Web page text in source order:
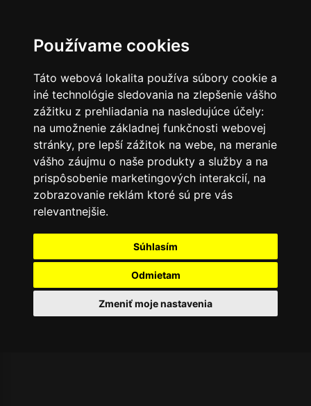
Používame cookies
Táto webová lokalita používa súbory cookie a
iné technológie sledovania na zlepšenie vášho
zážitku z prehliadania na nasledujúce účely:
na umožnenie základnej funkčnosti webovej
stránky, pre lepší zážitok na webe, na meranie
vášho záujmu o naše produkty a služby a na
prispôsobenie marketingových interakcií, na
zobrazovanie reklám ktoré sú pre vás
relevantnejšie.
Súhlasím
Odmietam
Zmeniť moje nastavenia